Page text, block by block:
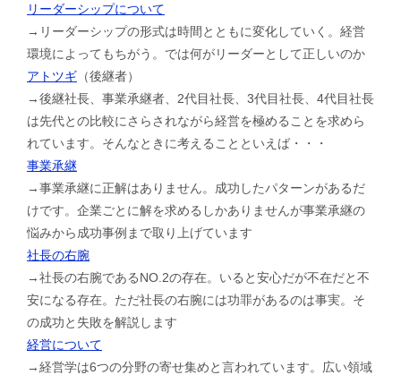
リーダーシップについて
→リーダーシップの形式は時間とともに変化していく。経営
環境によってもちがう。では何がリーダーとして正しいのか
アトツギ （後継者）
→後継社長、事業承継者、2代目社長、3代目社長、4代目社長
は先代との比較にさらされながら経営を極めることを求めら
れています。そんなときに考えることといえば・・・
事業承継
→事業承継に正解はありません。成功したパターンがあるだ
けです。企業ごとに解を求めるしかありませんが事業承継の
悩みから成功事例まで取り上げています
社長の右腕
→社長の右腕であるNO.2の存在。いると安心だが不在だと不
安になる存在。ただ社長の右腕には功罪があるのは事実。そ
の成功と失敗を解説します
経営について
→経営学は6つの分野の寄せ集めと言われています。広い領域